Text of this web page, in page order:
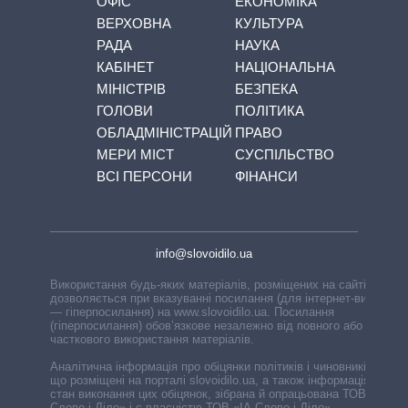
ВЕРХОВНА
РАДА
КАБІНЕТ
МІНІСТРІВ
ГОЛОВИ
ОБЛАДМІНІСТРАЦІЙ
МЕРИ МІСТ
ВСІ ПЕРСОНИ
КУЛЬТУРА
НАУКА
НАЦІОНАЛЬНА
БЕЗПЕКА
ПОЛІТИКА
ПРАВО
СУСПІЛЬСТВО
ФІНАНСИ
info@slovoidilo.ua
Використання будь-яких матеріалів, розміщених на сайті,
дозволяється при вказуванні посилання (для інтернет-видань
— гіперпосилання) на www.slovoidilo.ua. Посилання
(гіперпосилання) обов’язкове незалежно від повного або
часткового використання матеріалів.
Аналітична інформація про обіцянки політиків і чиновників,
що розміщені на порталі slovoidilo.ua, а також інформація про
стан виконання цих обіцянок, зібрана й опрацьована ТОВ «ІА